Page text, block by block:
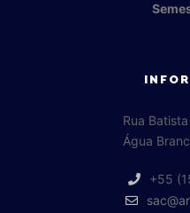
Rua
Água
+55